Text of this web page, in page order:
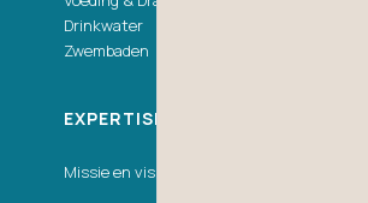
Drinkwater
Zwembaden
EXPERTISECENTRUM
Missie en visie